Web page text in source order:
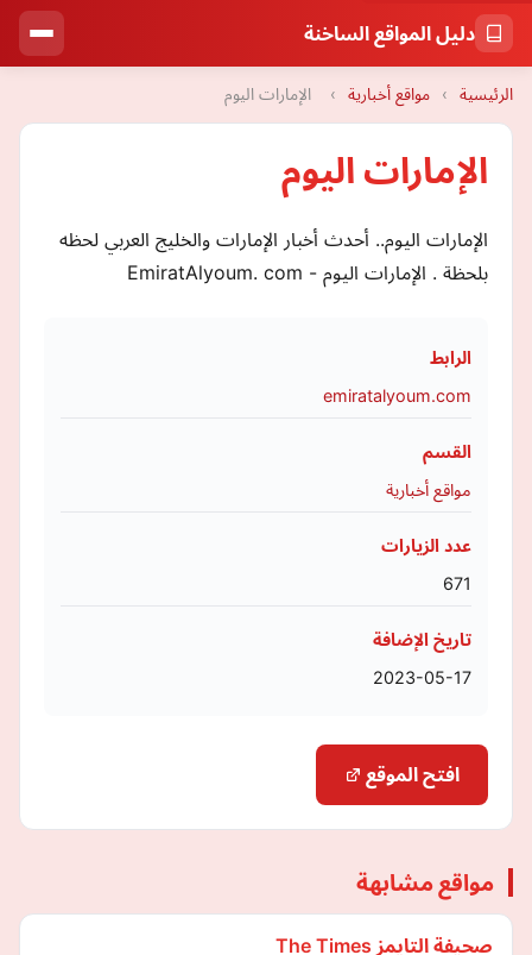
دليل المواقع الساخنة
الرئيسية › مواقع أخبارية › الإمارات اليوم
الإمارات اليوم
الإمارات اليوم.. أحدث أخبار الإمارات والخليج العربي لحظه
بلحظة . الإمارات اليوم - EmiratAlyoum. com
الرابط
emiratalyoum.com
القسم
مواقع أخبارية
عدد الزيارات
671
تاريخ الإضافة
2023-05-17
افتح الموقع
مواقع مشابهة
صحيفة التايمز The Times